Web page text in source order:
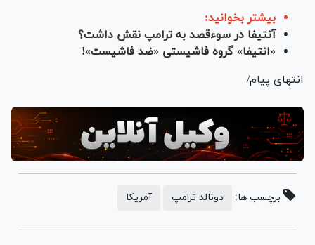
بیشتر بخوانید:
آنتیفا در سوءقصد به ترامپ نقش داشت؟
«انتیفا» گروه فاشیستی «ضد فاشیست»!
انتهای پیام/
برچسب ها: دونالد ترامپ آمریکا